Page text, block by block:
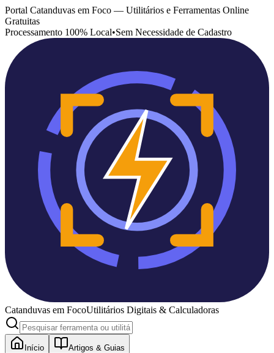
Portal Catanduvas em Foco — Utilitários e Ferramentas Online
Gratuitas
Processamento 100% Local•Sem Necessidade de Cadastro
Catanduvas em FocoUtilitários Digitais & Calculadoras
Início Artigos & Guias